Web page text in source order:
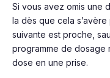
Si vous avez omis une
la dès que cela s’avère
suivante est proche,
programme de dosage
dose en une prise.